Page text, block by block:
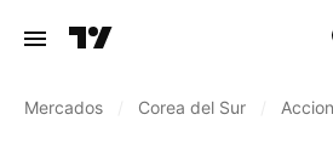
Mercados Corea del Sur